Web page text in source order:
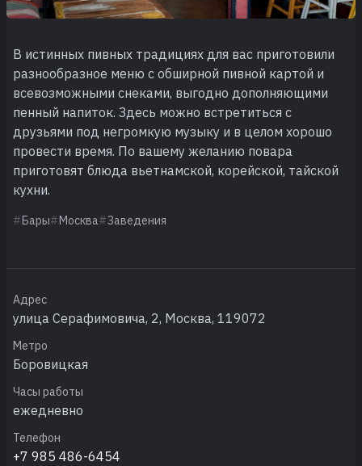
В истинных пивных традициях для вас приготовили
разнообразное меню с обширной пивной картой и
всевозможными снеками, выгодно дополняющими
пенный напиток. Здесь можно встретиться с
друзьями под негромкую музыку и в целом хорошо
провести время. По вашему желанию повара
приготовят блюда вьетнамской, корейской, тайской
кухни.
Бары Москва Заведения
Адрес
улица Серафимовича, 2, Москва, 119072
Метро
Боровицкая
Часы работы
ежедневно
Телефон
+7 985 486-6454